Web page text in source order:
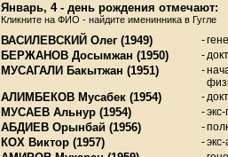
Январь, 4 - день рождения отмечают:
Кликните на ФИО - найдите именинника в Гугле
ВАСИЛЕВСКИЙ Олег (1949) -
БЕРЖАНОВ Досымжан (1950) -
МУСАГАЛИ Бакытжан (1951) -
АЛИМБЕКОВ Мусабек (1954) -
МУСАЕВ Альнур (1954) -
АБДИЕВ Орынбай (1956) -
КОХ Виктор (1957) -